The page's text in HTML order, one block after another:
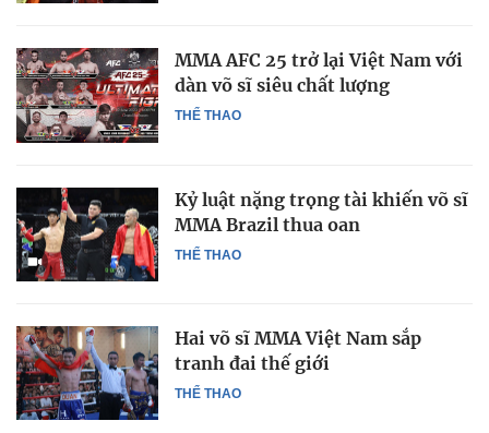
THỂ THAO
MMA AFC 25 trở lại Việt Nam với
dàn võ sĩ siêu chất lượng
THỂ THAO
Kỷ luật nặng trọng tài khiến võ sĩ
MMA Brazil thua oan
THỂ THAO
Hai võ sĩ MMA Việt Nam sắp
tranh đai thế giới